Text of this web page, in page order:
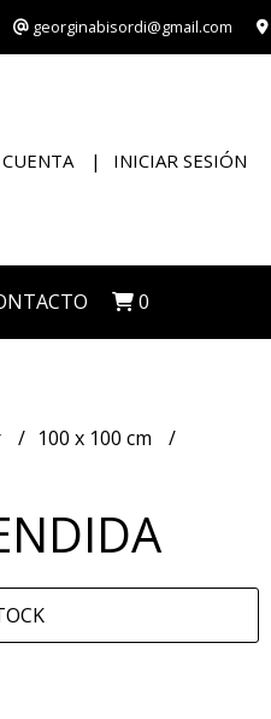
georginabisordi@gmail.com
INICIAR SESIÓN
0
100 x 100 cm